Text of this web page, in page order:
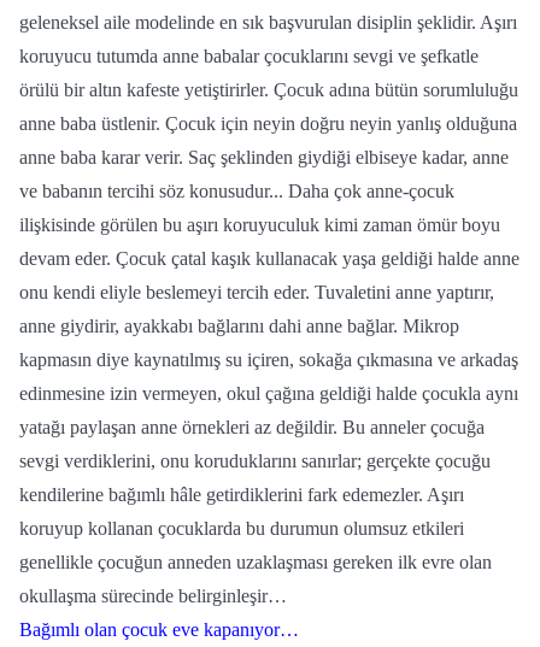
geleneksel aile modelinde en sık başvurulan disiplin şeklidir. Aşırı
koruyucu tutumda anne babalar çocuklarını sevgi ve şefkatle
örülü bir altın kafeste yetiştirirler. Çocuk adına bütün sorumluluğu
anne baba üstlenir. Çocuk için neyin doğru neyin yanlış olduğuna
anne baba karar verir. Saç şeklinden giydiği elbiseye kadar, anne
ve babanın tercihi söz konusudur... Daha çok anne-çocuk
ilişkisinde görülen bu aşırı koruyuculuk kimi zaman ömür boyu
devam eder. Çocuk çatal kaşık kullanacak yaşa geldiği halde anne
onu kendi eliyle beslemeyi tercih eder. Tuvaletini anne yaptırır,
anne giydirir, ayakkabı bağlarını dahi anne bağlar. Mikrop
kapmasın diye kaynatılmış su içiren, sokağa çıkmasına ve arkadaş
edinmesine izin vermeyen, okul çağına geldiği halde çocukla aynı
yatağı paylaşan anne örnekleri az değildir. Bu anneler çocuğa
sevgi verdiklerini, onu koruduklarını sanırlar; gerçekte çocuğu
kendilerine bağımlı hâle getirdiklerini fark edemezler. Aşırı
koruyup kollanan çocuklarda bu durumun olumsuz etkileri
genellikle çocuğun anneden uzaklaşması gereken ilk evre olan
okullaşma sürecinde belirginleşir…
Bağımlı olan çocuk eve kapanıyor…